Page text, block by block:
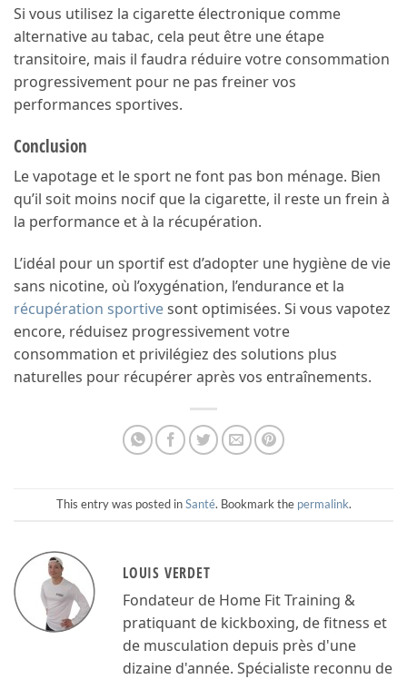
Si vous utilisez la cigarette électronique comme
alternative au tabac, cela peut être une étape
transitoire, mais il faudra réduire votre consommation
progressivement pour ne pas freiner vos
performances sportives.
Conclusion
Le vapotage et le sport ne font pas bon ménage. Bien
qu’il soit moins nocif que la cigarette, il reste un frein à
la performance et à la récupération.
L’idéal pour un sportif est d’adopter une hygiène de vie
sans nicotine, où l’oxygénation, l’endurance et la
récupération sportivesont optimisées. Si vous vapotez
encore, réduisez progressivement votre
consommation et privilégiez des solutions plus
naturelles pour récupérer après vos entraînements.
This entry was posted inSanté. Bookmark the permalink.
LOUIS VERDET
Fondateur de Home Fit Training &
pratiquant de kickboxing, de fitness et
de musculation depuis près d'une
dizaine d'année. Spécialiste reconnu de